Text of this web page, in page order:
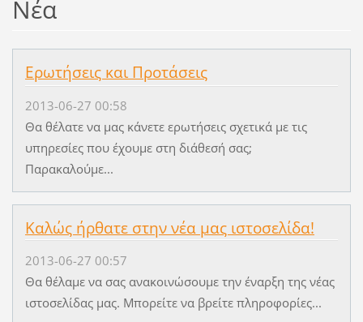
Νέα
Ερωτήσεις και Προτάσεις
2013-06-27 00:58
Θα θέλατε να μας κάνετε ερωτήσεις σχετικά με τις
υπηρεσίες που έχουμε στη διάθεσή σας;
Παρακαλούμε...
Καλώς ήρθατε στην νέα μας ιστοσελίδα!
2013-06-27 00:57
Θα θέλαμε να σας ανακοινώσουμε την έναρξη της νέας
ιστοσελίδας μας. Μπορείτε να βρείτε πληροφορίες...